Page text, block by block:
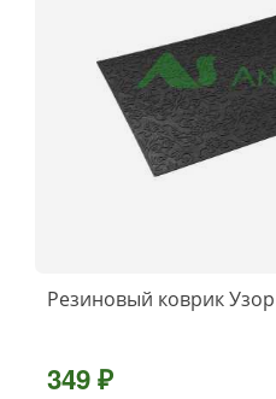
Резиновый коврик
349 ₽